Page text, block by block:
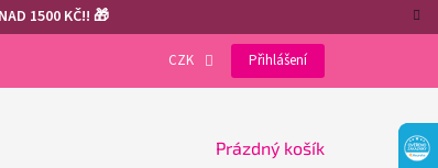
1500 KČ!! 🎁
VÝHODY REGISTRACE GDPR
CZK Přihlášení
NÁKUPNÍ
Prázdný košík